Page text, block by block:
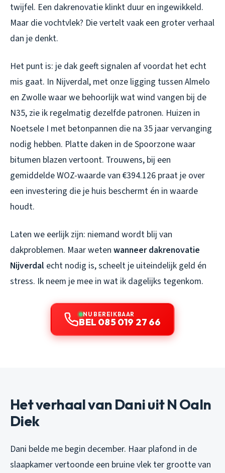
twijfel. Een dakrenovatie klinkt duur en ingewikkeld.
Maar die vochtvlek? Die vertelt vaak een groter verhaal
dan je denkt.
Het punt is: je dak geeft signalen af voordat het echt
mis gaat. In Nijverdal, met onze ligging tussen Almelo
en Zwolle waar we behoorlijk wat wind vangen bij de
N35, zie ik regelmatig dezelfde patronen. Huizen in
Noetsele I met betonpannen die na 35 jaar vervanging
nodig hebben. Platte daken in de Spoorzone waar
bitumen blazen vertoont. Trouwens, bij een
gemiddelde WOZ-waarde van €394.126 praat je over
een investering die je huis beschermt én in waarde
houdt.
Laten we eerlijk zijn: niemand wordt blij van
dakproblemen. Maar weten wanneer dakrenovatie
Nijverdal echt nodig is, scheelt je uiteindelijk geld én
stress. Ik neem je mee in wat ik dagelijks tegenkom.
NU BEREIKBAAR
BEL 085 019 27 66
Het verhaal van Dani uit N Oaln
Diek
Dani belde me begin december. Haar plafond in de
slaapkamer vertoonde een bruine vlek ter grootte van